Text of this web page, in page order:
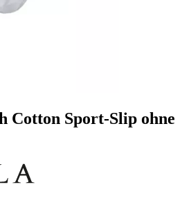
Cotton Sport-Slip ohne